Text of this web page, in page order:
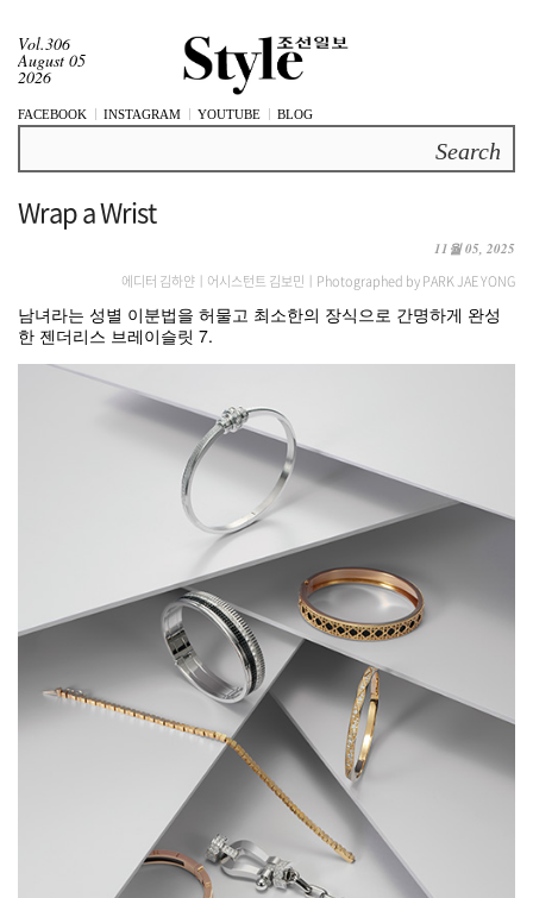
Vol.306
August 05
2026
FACEBOOK INSTAGRAM YOUTUBE BLOG
Wrap a Wrist
11월 05, 2025
에디터 김하얀ㅣ어시스턴트 김보민ㅣPhotographed by PARK JAE YONG
남녀라는 성별 이분법을 허물고 최소한의 장식으로 간명하게 완성
한 젠더리스 브레이슬릿 7.